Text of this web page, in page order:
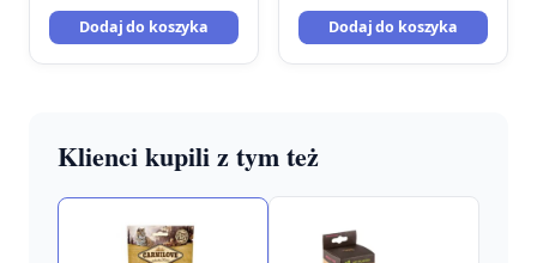
Dodaj do koszyka Dodaj do koszyka
Klienci kupili z tym też